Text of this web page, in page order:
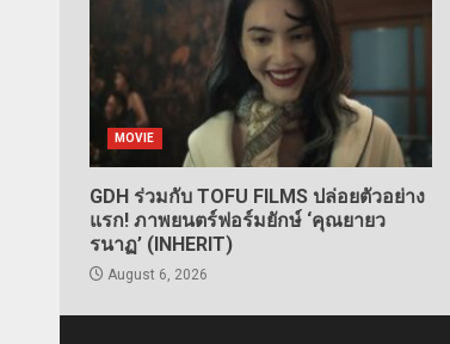
MOVIE
GDH ร่วมกับ TOFU FILMS ปล่อยตัวอย่าง
แรก! ภาพยนตร์ฟอร์มยักษ์ ‘คุณยายว
รนาฏ’ (INHERIT)
August 6, 2026